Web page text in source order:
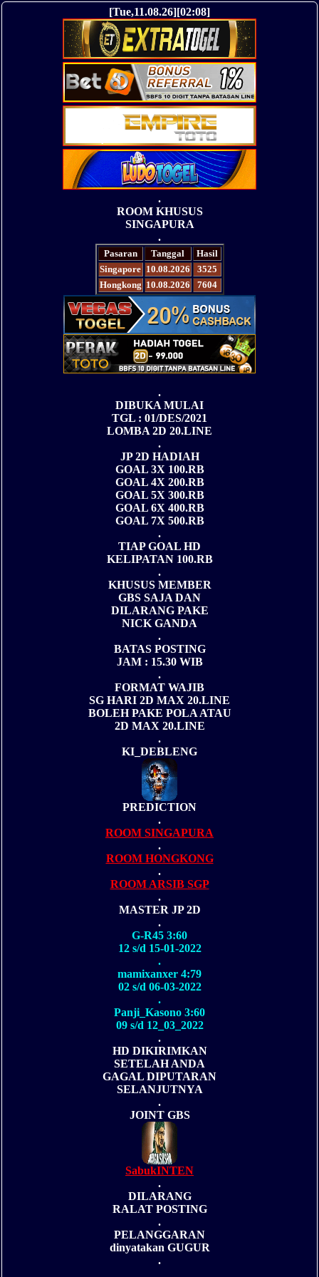
[Tue,11.08.26][02:08]
.
ROOM KHUSUS
SINGAPURA
.
Pasaran Tanggal
Hasil
Singapore 10.08.2026
3525
Hongkong 10.08.2026 7604
.
DIBUKA MULAI
TGL : 01/DES/2021
LOMBA 2D 20.LINE
.
JP 2D HADIAH
GOAL 3X 100.RB
GOAL 4X 200.RB
GOAL 5X 300.RB
GOAL 6X 400.RB
GOAL 7X 500.RB
.
TIAP GOAL HD
KELIPATAN 100.RB
.
KHUSUS MEMBER
GBS SAJA DAN
DILARANG PAKE
NICK GANDA
.
BATAS POSTING
JAM : 15.30 WIB
.
FORMAT WAJIB
SG HARI 2D MAX 20.LINE
BOLEH PAKE POLA ATAU
2D MAX 20.LINE
.
KI_DEBLENG
PREDICTION
.
ROOM SINGAPURA
.
ROOM HONGKONG
.
ROOM ARSIB SGP
.
MASTER JP 2D
.
G-R45 3:60
12 s/d 15-01-2022
.
mamixanxer 4:79
02 s/d 06-03-2022
.
Panji_Kasono 3:60
09 s/d 12_03_2022
.
HD DIKIRIMKAN
SETELAH ANDA
GAGAL DIPUTARAN
SELANJUTNYA
.
JOINT GBS
SabukINTEN
.
DILARANG
RALAT POSTING
.
PELANGGARAN
dinyatakan GUGUR
.